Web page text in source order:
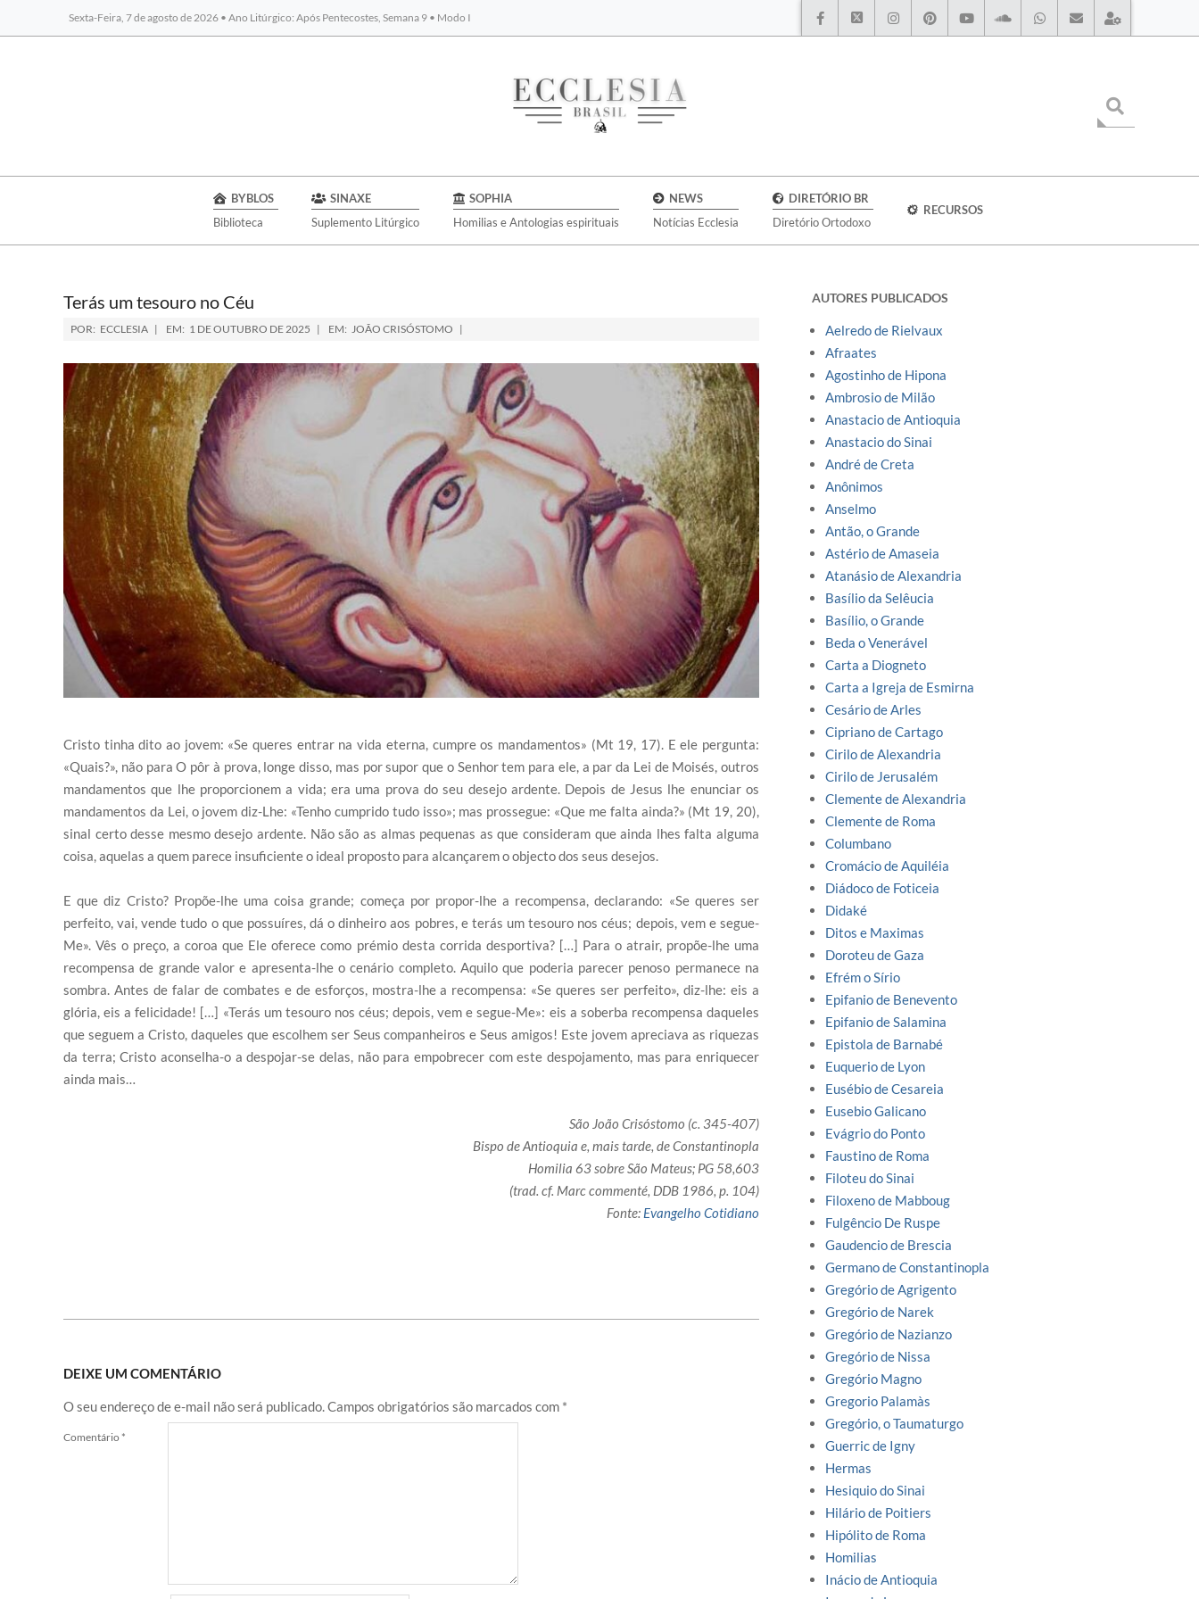
Sexta-Feira, 7 de agosto de 2026 • Ano Litúrgico: Após Pentecostes, Semana 9 • Modo I
BYBLOS
BYBLOS
Biblioteca
SINAXE
Suplemento Litúrgico
SOPHIA
Homilias e Antologias espirituais
NEWS
Notícias Ecclesia
DIRETÓRIO BR
Diretório Ortodoxo
RECURSOS
Terás um tesouro no Céu
POR: ECCLESIA EM: 1 DE OUTUBRO DE 2025 EM: JOÃO CRISÓSTOMO
Cristo tinha dito ao jovem: «Se queres entrar na vida eterna, cumpre os mandamentos» (Mt 19, 17). E ele pergunta:
«Quais?», não para O pôr à prova, longe disso, mas por supor que o Senhor tem para ele, a par da Lei de Moisés, outros
mandamentos que lhe proporcionem a vida; era uma prova do seu desejo ardente. Depois de Jesus lhe enunciar os
mandamentos da Lei, o jovem diz-Lhe: «Tenho cumprido tudo isso»; mas prossegue: «Que me falta ainda?» (Mt 19, 20),
sinal certo desse mesmo desejo ardente. Não são as almas pequenas as que consideram que ainda lhes falta alguma
coisa, aquelas a quem parece insuficiente o ideal proposto para alcançarem o objecto dos seus desejos.
E que diz Cristo? Propõe-lhe uma coisa grande; começa por propor-lhe a recompensa, declarando: «Se queres ser
perfeito, vai, vende tudo o que possuíres, dá o dinheiro aos pobres, e terás um tesouro nos céus; depois, vem e segue-
Me». Vês o preço, a coroa que Ele oferece como prémio desta corrida desportiva? […] Para o atrair, propõe-lhe uma
recompensa de grande valor e apresenta-lhe o cenário completo. Aquilo que poderia parecer penoso permanece na
sombra. Antes de falar de combates e de esforços, mostra-lhe a recompensa: «Se queres ser perfeito», diz-lhe: eis a
glória, eis a felicidade! […] «Terás um tesouro nos céus; depois, vem e segue-Me»: eis a soberba recompensa daqueles
que seguem a Cristo, daqueles que escolhem ser Seus companheiros e Seus amigos! Este jovem apreciava as riquezas
da terra; Cristo aconselha-o a despojar-se delas, não para empobrecer com este despojamento, mas para enriquecer
ainda mais…
São João Crisóstomo (c. 345-407)
Bispo de Antioquia e, mais tarde, de Constantinopla
Homilia 63 sobre São Mateus; PG 58,603
(trad. cf. Marc commenté, DDB 1986, p. 104)
Fonte: Evangelho Cotidiano
DEIXE UM COMENTÁRIO
O seu endereço de e-mail não será publicado.Campos obrigatórios são marcados com *
Comentário *
AUTORES PUBLICADOS
Aelredo de Rielvaux
Afraates
Agostinho de Hipona
Ambrosio de Milão
Anastacio de Antioquia
Anastacio do Sinai
André de Creta
Anônimos
Anselmo
Antão, o Grande
Astério de Amaseia
Atanásio de Alexandria
Basílio da Selêucia
Basílio, o Grande
Beda o Venerável
Carta a Diogneto
Carta a Igreja de Esmirna
Cesário de Arles
Cipriano de Cartago
Cirilo de Alexandria
Cirilo de Jerusalém
Clemente de Alexandria
Clemente de Roma
Columbano
Cromácio de Aquiléia
Diádoco de Foticeia
Didaké
Ditos e Maximas
Doroteu de Gaza
Efrém o Sírio
Epifanio de Benevento
Epifanio de Salamina
Epistola de Barnabé
Euquerio de Lyon
Eusébio de Cesareia
Eusebio Galicano
Evágrio do Ponto
Faustino de Roma
Filoteu do Sinai
Filoxeno de Mabboug
Fulgêncio De Ruspe
Gaudencio de Brescia
Germano de Constantinopla
Gregório de Agrigento
Gregório de Narek
Gregório de Nazianzo
Gregório de Nissa
Gregório Magno
Gregorio Palamàs
Gregório, o Taumaturgo
Guerric de Igny
Hermas
Hesiquio do Sinai
Hilário de Poitiers
Hipólito de Roma
Homilias
Inácio de Antioquia